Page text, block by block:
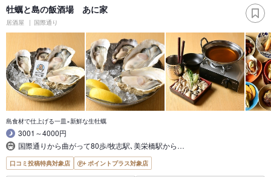
牡蠣と島の飯酒場 あに家
居酒屋 国際通り
島食材で仕上げる一皿×新鮮な生牡蠣
3001～4000円
国際通りから曲がって80歩/牧志駅､美栄橋駅から…
口コミ投稿特典対象店 ポイントプラス対象店